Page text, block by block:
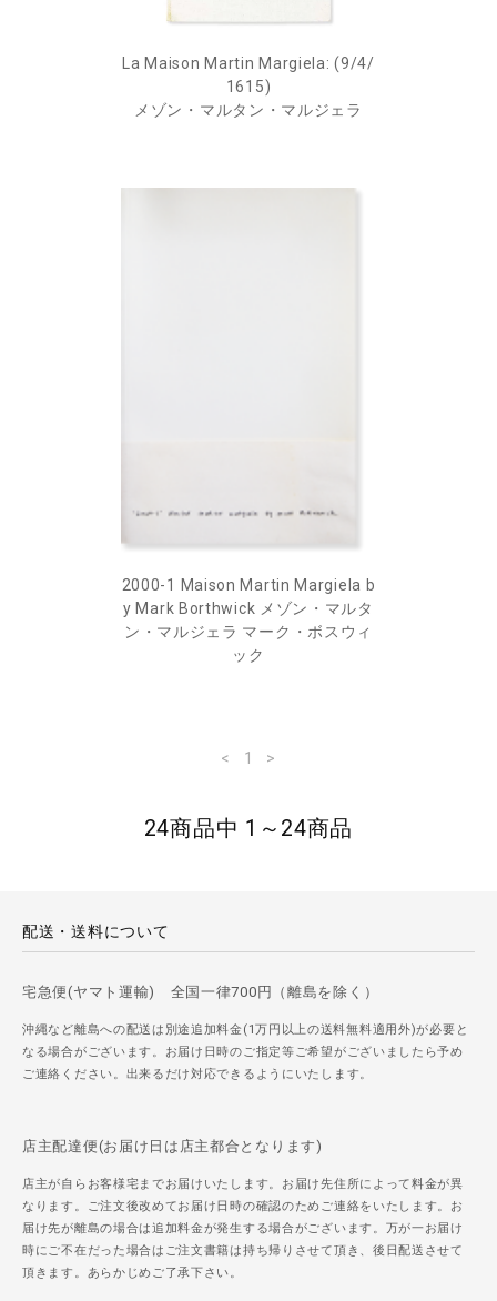
La Maison Martin Margiela: (9/4/
1615)
メゾン・マルタン・マルジェラ
2000-1 Maison Martin Margiela b
y Mark Borthwick メゾン・マルタ
ン・マルジェラ マーク・ボスウィ
ック
< 1 >
24商品中 1～24商品
配送・送料について
宅急便(ヤマト運輸) 全国一律700円（離島を除く）
沖縄など離島への配送は別途追加料金(1万円以上の送料無料適用外)が必要と
なる場合がございます。お届け日時のご指定等ご希望がございましたら予め
ご連絡ください。出来るだけ対応できるようにいたします。
店主配達便(お届け日は店主都合となります)
店主が自らお客様宅までお届けいたします。お届け先住所によって料金が異
なります。ご注文後改めてお届け日時の確認のためご連絡をいたします。お
届け先が離島の場合は追加料金が発生する場合がございます。万が一お届け
時にご不在だった場合はご注文書籍は持ち帰りさせて頂き、後日配送させて
頂きます。あらかじめご了承下さい。